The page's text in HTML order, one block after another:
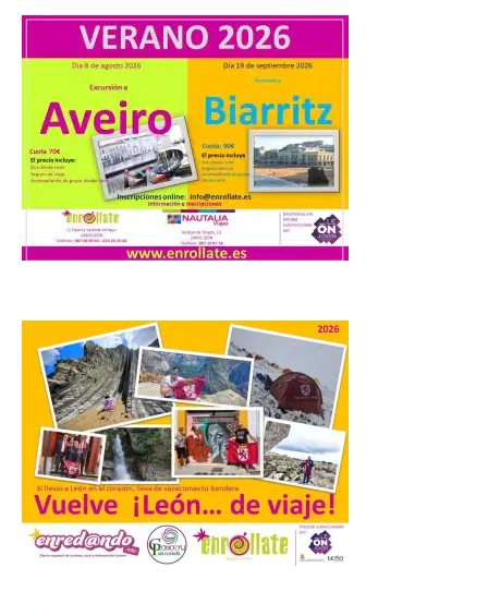
La Universidad de León
distribuye folletos con la
programación del evento
del eclipse solar que
organiza con la ESA y el
Ayuntamiento
7 Ago 2026
Los materiales ya pueden
recogerse gratuitamente
en la Oficina de
del programa del evento, una guía
práctica con recomendaciones
elaboradas por especialistas para
observar el eclipse con seguridad León, 7
de agosto de 2026. La programación […]
Laciana comienza su
programación para
disfrutar el eclipse total
del 12 de agosto